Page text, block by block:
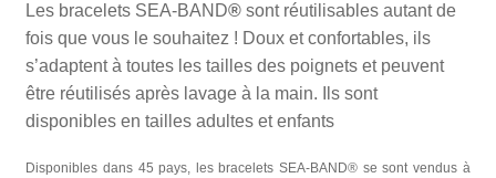
Les bracelets SEA-BAND® sont réutilisables autant de
fois que vous le souhaitez ! Doux et confortables, ils
s’adaptent à toutes les tailles des poignets et peuvent
être réutilisés après lavage à la main. Ils sont
disponibles en tailles adultes et enfants
Disponibles dans 45 pays, les bracelets SEA-BAND® se sont vendus à